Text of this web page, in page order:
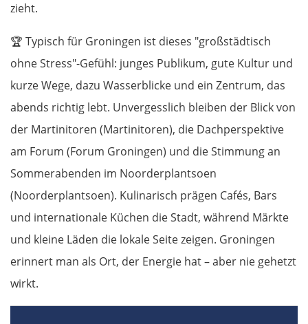
zieht.
🏆 Typisch für Groningen ist dieses "großstädtisch
ohne Stress"-Gefühl: junges Publikum, gute Kultur und
kurze Wege, dazu Wasserblicke und ein Zentrum, das
abends richtig lebt. Unvergesslich bleiben der Blick von
der Martinitoren (Martinitoren), die Dachperspektive
am Forum (Forum Groningen) und die Stimmung an
Sommerabenden im Noorderplantsoen
(Noorderplantsoen). Kulinarisch prägen Cafés, Bars
und internationale Küchen die Stadt, während Märkte
und kleine Läden die lokale Seite zeigen. Groningen
erinnert man als Ort, der Energie hat – aber nie gehetzt
wirkt.